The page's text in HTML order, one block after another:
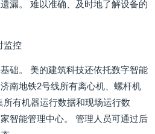
漏。 难以准确、及时地了解设备的
监控
础。 美的建筑科技还依托数字智能
南地铁2号线所有离心机、螺杆机
有机器运行数据和现场运行数
智能管理中心。 管理人员可通过后